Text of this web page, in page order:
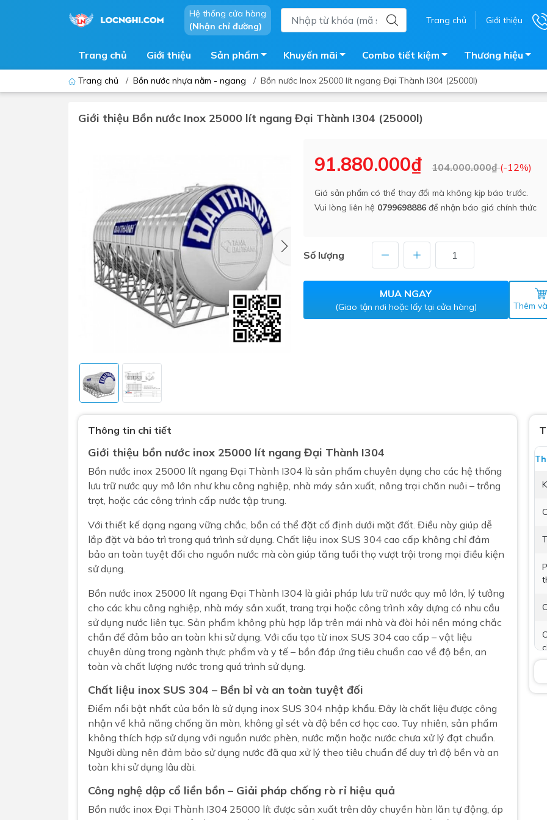
Hệ thống cửa hàng
(Nhận chỉ đường)
Trang chủ Giới thiệu
Trang chủ Giới thiệu Sản phẩm
Vòi chậu - vòi hồ - vòi gắn tường
Máy sấy tay
Lavabo tủ - Lavabo kính
Vòi sen tắm
Máy tắm nước nóng điện
Phụ kiện nhà tắm
Chậu giặt
Sen tắm âm tường
Sen tắm
trời
Bồn bảo ôn
Bồn nhựa tự hoại
Vòi pha nóng lạnh
Vật tư
Máy nước nóng gián tiếp
Phụ kiện nhà vệ sinh
Gương nhà vệ sinh - nhà tắm
Máy sấy tay
Nắp bồn cầu
Nắp điện tử
Combo thiết bị vệ sinh Lộc Nghi lựa
Combo bồn cầu nhà trọ giá rẻ
Combo thiết bị vệ sinh chính hãng
Combo Máy nước nóng năng lượng
mặt trời
Combo thiết bị vệ sinh cao cấp
Khuyến mãi Combo tiết kiệm Thương hiệu
Trang chủ / Bồn nước nhựa nằm - ngang / Bồn nước Inox 25000 lít ngang Đại Thành I304 (25000l)
Giới thiệu Bồn nước Inox 25000 lít ngang Đại Thành I304 (25000l)
91.880.000₫ 104.000.000₫(-12%)
Giá sản phẩm có thể thay đổi mà không kịp báo trước.
Vui lòng liên hệ 0799698886 để nhận báo giá chính thức
Số lượng
MUA NGAY
(Giao tận nơi hoặc lấy tại cửa hàng) Thêm
Thông tin chi tiết
Giới thiệu bồn nước inox 25000 lít ngang Đại Thành I304
Bồn nước inox 25000 lít ngang Đại Thành I304 là sản phẩm chuyên dụng cho các hệ thống
lưu trữ nước quy mô lớn như khu công nghiệp, nhà máy sản xuất, nông trại chăn nuôi – trồng
trọt, hoặc các công trình cấp nước tập trung.
Với thiết kế dạng ngang vững chắc, bồn có thể đặt cố định dưới mặt đất. Điều này giúp dễ
lắp đặt và bảo trì trong quá trình sử dụng. Chất liệu inox SUS 304 cao cấp không chỉ đảm
bảo an toàn tuyệt đối cho nguồn nước mà còn giúp tăng tuổi thọ vượt trội trong mọi điều kiện
sử dụng.
Bồn nước inox 25000 lít ngang Đại Thành I304 là giải pháp lưu trữ nước quy mô lớn, lý tưởng
cho các khu công nghiệp, nhà máy sản xuất, trang trại hoặc công trình xây dựng có nhu cầu
sử dụng nước liên tục. Sản phẩm không phù hợp lắp trên mái nhà và đòi hỏi nền móng chắc
chắn để đảm bảo an toàn khi sử dụng. Với cấu tạo từ inox SUS 304 cao cấp – vật liệu
chuyên dùng trong ngành thực phẩm và y tế – bồn đáp ứng tiêu chuẩn cao về độ bền, an
toàn và chất lượng nước trong quá trình sử dụng.
Chất liệu inox SUS 304 – Bền bỉ và an toàn tuyệt đối
Điểm nổi bật nhất của bồn là sử dụng inox SUS 304 nhập khẩu. Đây là chất liệu được công
nhận về khả năng chống ăn mòn, không gỉ sét và độ bền cơ học cao. Tuy nhiên, sản phẩm
không thích hợp sử dụng với nguồn nước phèn, nước mặn hoặc nước chưa xử lý đạt chuẩn.
Người dùng nên đảm bảo sử dụng nước đã qua xử lý theo tiêu chuẩn để duy trì độ bền và an
toàn khi sử dụng lâu dài.
Công nghệ dập cổ liền bồn – Giải pháp chống rò rỉ hiệu quả
Bồn nước inox Đại Thành I304 25000 lít được sản xuất trên dây chuyền hàn lăn tự động, áp